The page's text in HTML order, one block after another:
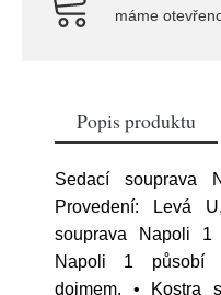
máme
Popis produktu
Sedací souprava
Provedení: Levá
souprava Napoli 1
Napoli 1 působí
dojmem. • Kostra